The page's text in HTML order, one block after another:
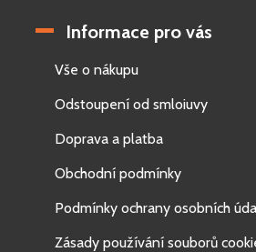
Informace pro vás
Vše o nákupu
Odstoupení od smloiuvy
Doprava a platba
Obchodní podmínky
Podmínky ochrany osobních
Zásady používání souborů